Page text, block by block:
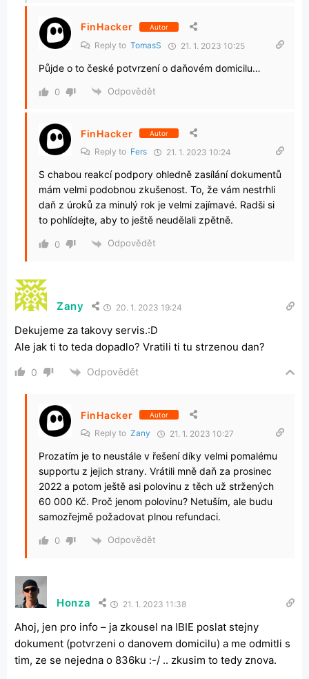
FinHacker Autor
Reply to TomasS 21. 1. 2023 10:25
Půjde o to české potvrzení o daňovém domicilu…
0 Odpovědět
FinHacker Autor
Reply to Fers 21. 1. 2023 10:24
S chabou reakcí podpory ohledně zasílání dokumentů
mám velmi podobnou zkušenost. To, že vám nestrhli
daň z úroků za minulý rok je velmi zajímavé. Radši si
to pohlídejte, aby to ještě neudělali zpětně.
0 Odpovědět
Zany 20. 1. 2023 19:24
Dekujeme za takovy servis.:D
Ale jak ti to teda dopadlo? Vratili ti tu strzenou dan?
0 Odpovědět
FinHacker Autor
Reply to Zany 21. 1. 2023 10:27
Prozatím je to neustále v řešení díky velmi pomalému
supportu z jejich strany. Vrátili mně daň za prosinec
2022 a potom ještě asi polovinu z těch už stržených
60 000 Kč. Proč jenom polovinu? Netuším, ale budu
samozřejmě požadovat plnou refundaci.
0 Odpovědět
Honza 21. 1. 2023 11:38
Ahoj, jen pro info – ja zkousel na IBIE poslat stejny
dokument (potvrzeni o danovem domicilu) a me odmitli s
tim, ze se nejedna o 836ku :-/ .. zkusim to tedy znova.